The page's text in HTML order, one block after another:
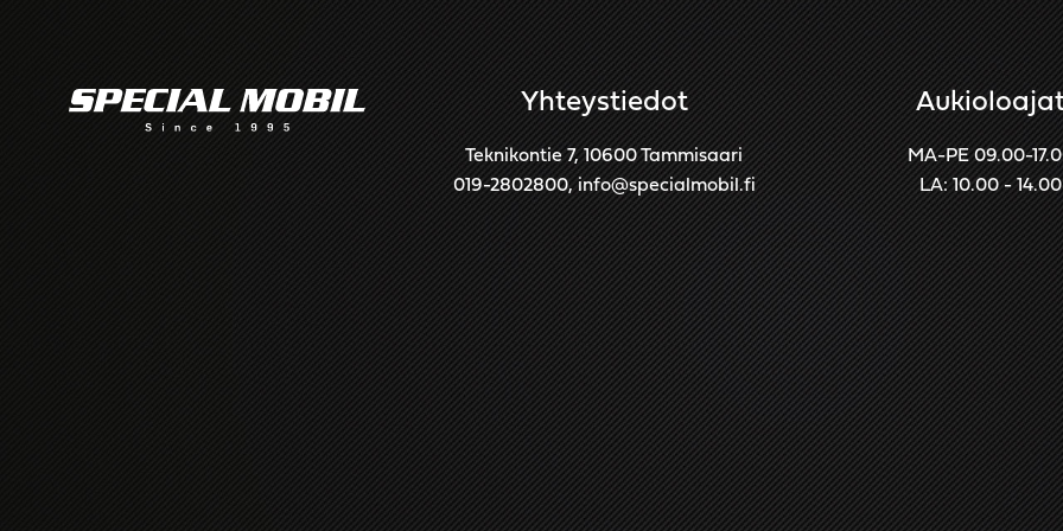
Yhteystiedot
Teknikontie 7, 10600 Tammisaari
019-2802800,info@specialmobil.fi
MA-PE 09.00-
LA: 10.00 - 14.00